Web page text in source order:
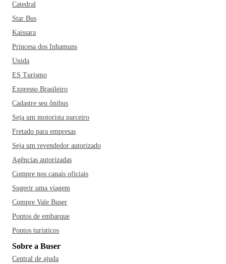
Catedral
Star Bus
Kaissara
Princesa dos Inhamuns
Unida
ES Turismo
Expresso Brasileiro
Cadastre seu ônibus
Seja um motorista parceiro
Fretado para empresas
Seja um revendedor autorizado
Agências autorizadas
Compre nos canais oficiais
Sugerir uma viagem
Compre Vale Buser
Pontos de embarque
Pontos turísticos
Sobre a Buser
Central de ajuda